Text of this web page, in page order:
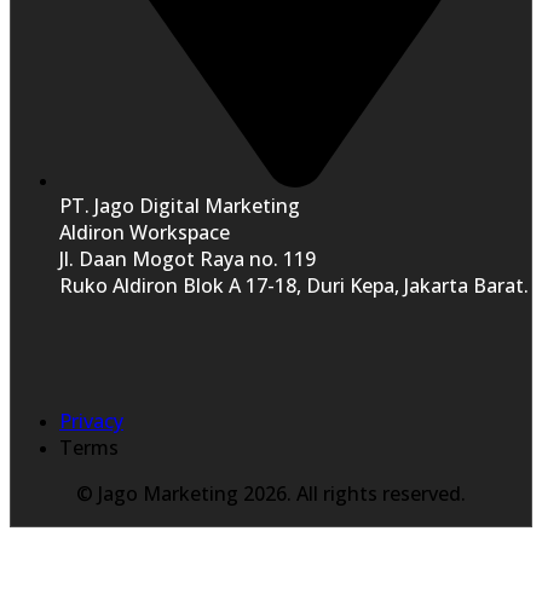
PT. Jago Digital Marketing
Aldiron Workspace
Jl. Daan Mogot Raya no. 119
Ruko Aldiron Blok A 17-18, Duri Kepa, Jakarta Barat.
Privacy
Terms
© Jago Marketing 2026. All rights reserved.